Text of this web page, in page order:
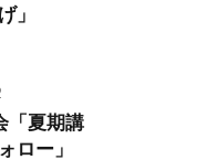
」
「夏期講
ロー」